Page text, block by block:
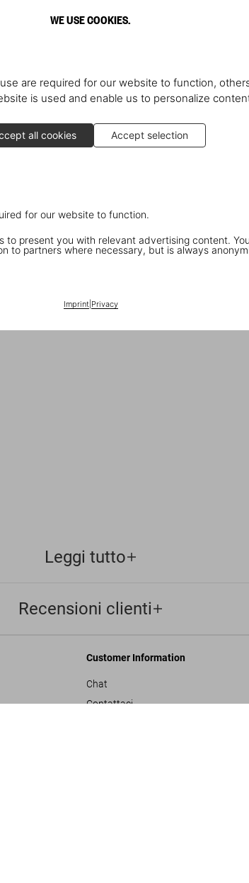
WE USE COOKIES.
are required for our website to function,
is used and enable us to personalize
all cookies Accept selection
for our website to function.
to present you with relevant advertising content.
to partners where necessary, but is always
Imprint| Privacy
Leggi tutto
Recensioni clienti
Customer Information
Chat
Contattaci